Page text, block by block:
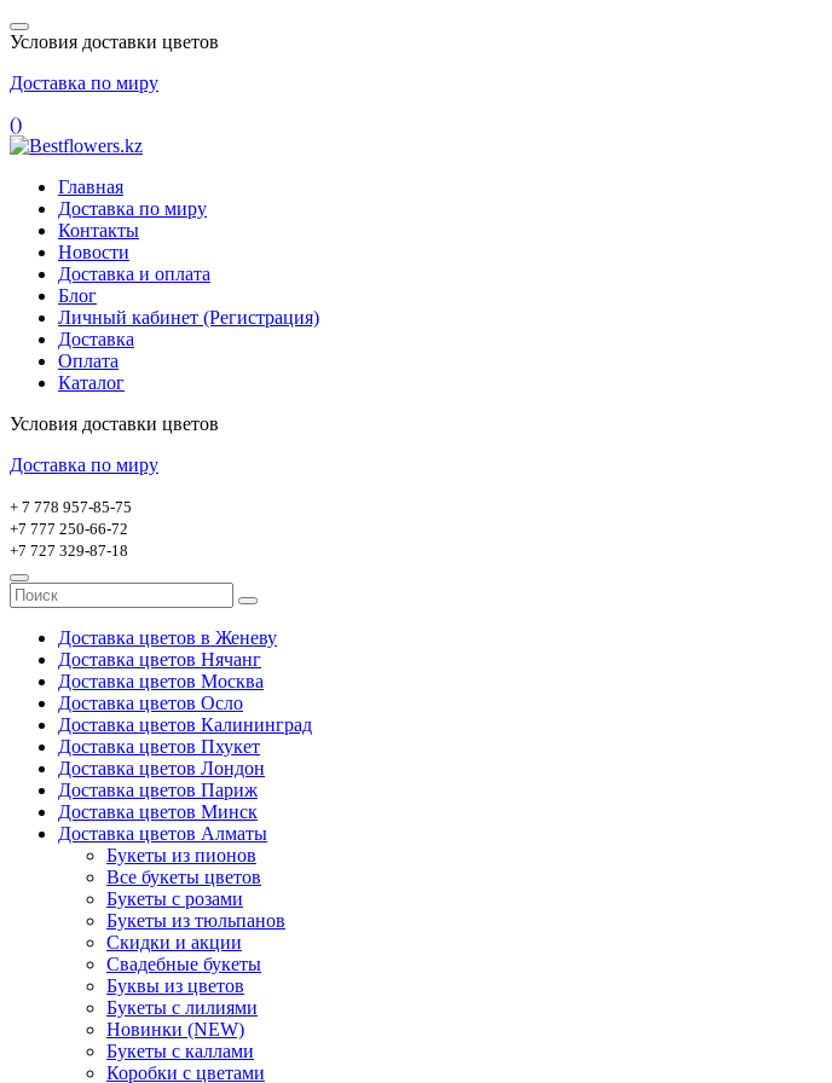
Условия доставки цветов
Доставка по миру
()
Главная
Доставка по миру
Контакты
Новости
Доставка и оплата
Блог
Личный кабинет (Регистрация)
Доставка
Оплата
Каталог
Условия доставки цветов
Доставка по миру
+ 7 778 957-85-75
+7 777 250-66-72
+7 727 329-87-18
Доставка цветов в Женеву
Доставка цветов Нячанг
Доставка цветов Москва
Доставка цветов Осло
Доставка цветов Калининград
Доставка цветов Пхукет
Доставка цветов Лондон
Доставка цветов Париж
Доставка цветов Минск
Доставка цветов Алматы
Букеты из пионов
Все букеты цветов
Букеты с розами
Букеты из тюльпанов
Скидки и акции
Свадебные букеты
Буквы из цветов
Букеты с лилиями
Новинки (NEW)
Букеты с каллами
Коробки с цветами